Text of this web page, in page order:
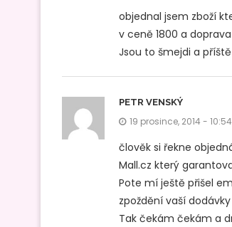
objednal jsem zboží
v ceně 1800 a
Jsou to šmejdi a
PETR VENSKÝ
19 prosince, 2014 -
člověk si řekne
Mall.cz který
Pote mí ještě přišel
zpoždění vaší
Tak čekám čekám a